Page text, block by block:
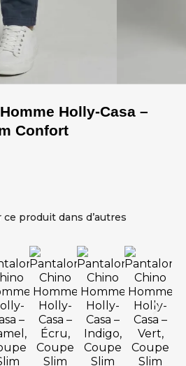
Holly-Casa –
Confort
produit dans d’autres